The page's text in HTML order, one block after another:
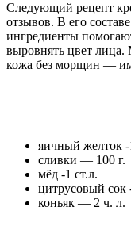
Следующий рецепт
отзывов. В его
ингредиенты
выровнять цвет лица.
кожа без морщин —
яичный желток
сливки — 100 г.
мёд -1 ст.л.
цитрусовый сок
коньяк — 2 ч. л.